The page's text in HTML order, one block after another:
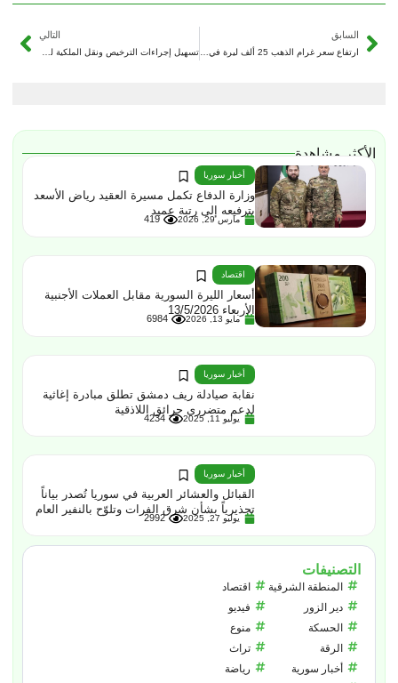
السابق التالي
الأكثر مشاهدة
أخبار سوريا
وزارة الدفاع تكمل مسيرة العقيد رياض الأسعد
بترفيعه إلى رتبة عميد
مارس 29, 2026 419
اقتصاد
أسعار الليرة السورية مقابل العملات الأجنبية
الأربعاء 13/5/2026
مايو 13, 2026 6984
أخبار سوريا
نقابة صيادلة ريف دمشق تطلق مبادرة إغاثية
لدعم متضرري حرائق اللاذقية
يوليو 11, 2025 4234
أخبار سوريا
القبائل والعشائر العربية في سوريا تُصدر بياناً
تحذيرياً بشأن شرق الفرات وتلوّح بالنفير العام
يوليو 27, 2025 2992
التصنيفات
المنطقة الشرقية
دير الزور
الحسكة
الرقة
أخبار سورية
اقتصاد
فيديو
منوع
تراث
رياضة